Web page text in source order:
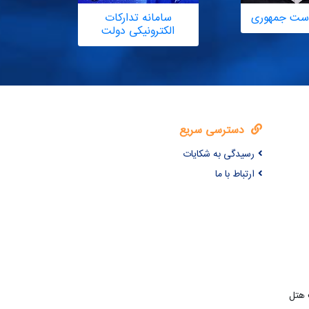
جمهوری سامانه تدارکات
الکترونیکی دولت
دسترسی سریع
رسیدگی به شکایات
ارتباط با ما
هتل